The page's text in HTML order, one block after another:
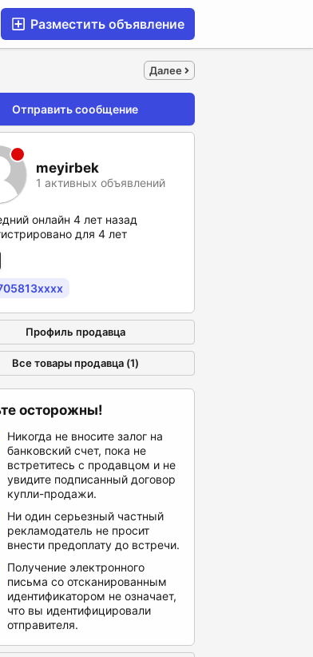
Разместить объявление
Далее
Отправить сообщение
meyirbek
1 активных объявлений
онлайн 4 лет назад
для 4 лет
Профиль продавца
Все товары продавца (1)
осторожны!
Никогда не вносите залог на
банковский счет, пока не
встретитесь с продавцом и не
увидите подписанный договор
купли-продажи.
Ни один серьезный частный
рекламодатель не просит
внести предоплату до встречи.
Получение электронного
письма со отсканированным
идентификатором не означает,
что вы идентифицировали
отправителя.